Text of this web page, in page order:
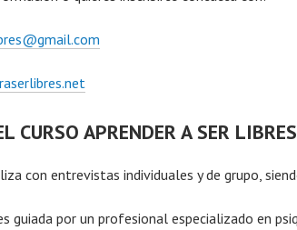
CURSO APRENDER A SER LIBRES
con entrevistas individuales y de grupo,
guiada por un profesional especializado en